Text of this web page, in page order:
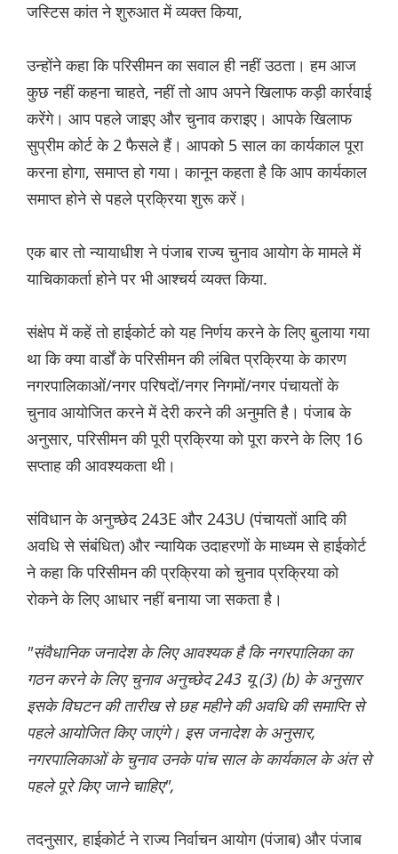
जस्टिस कांत ने शुरुआत में व्यक्त किया,
उन्होंने कहा कि परिसीमन का सवाल ही नहीं उठता। हम आज
कुछ नहीं कहना चाहते, नहीं तो आप अपने खिलाफ कड़ी कार्रवाई
करेंगे। आप पहले जाइए और चुनाव कराइए। आपके खिलाफ
सुप्रीम कोर्ट के 2 फैसले हैं। आपको 5 साल का कार्यकाल पूरा
करना होगा, समाप्त हो गया। कानून कहता है कि आप कार्यकाल
समाप्त होने से पहले प्रक्रिया शुरू करें।
एक बार तो न्यायाधीश ने पंजाब राज्य चुनाव आयोग के मामले में
याचिकाकर्ता होने पर भी आश्चर्य व्यक्त किया.
संक्षेप में कहें तो हाईकोर्ट को यह निर्णय करने के लिए बुलाया गया
था कि क्या वार्डों के परिसीमन की लंबित प्रक्रिया के कारण
नगरपालिकाओं/नगर परिषदों/नगर निगमों/नगर पंचायतों के
चुनाव आयोजित करने में देरी करने की अनुमति है। पंजाब के
अनुसार, परिसीमन की पूरी प्रक्रिया को पूरा करने के लिए 16
सप्ताह की आवश्यकता थी।
संविधान के अनुच्छेद 243E और 243U (पंचायतों आदि की
अवधि से संबंधित) और न्यायिक उदाहरणों के माध्यम से हाईकोर्ट
ने कहा कि परिसीमन की प्रक्रिया को चुनाव प्रक्रिया को
रोकने के लिए आधार नहीं बनाया जा सकता है।
"संवैधानिक जनादेश के लिए आवश्यक है कि नगरपालिका का
गठन करने के लिए चुनाव अनुच्छेद 243 यू (3) (b) के अनुसार
इसके विघटन की तारीख से छह महीने की अवधि की समाप्ति से
पहले आयोजित किए जाएंगे। इस जनादेश के अनुसार,
नगरपालिकाओं के चुनाव उनके पांच साल के कार्यकाल के अंत से
पहले पूरे किए जाने चाहिए",
तदनुसार, हाईकोर्ट ने राज्य निर्वाचन आयोग (पंजाब) और पंजाब